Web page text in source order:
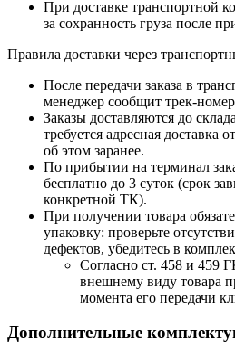
При доставке транспортной
за сохранность груза после
Правила доставки через
После передачи заказа в
менеджер сообщит трек-
Заказы доставляются до
требуется адресная
об этом заранее.
По прибытии на терминал
бесплатно до 3 суток (срок
конкретной ТК).
При получении товара
упаковку: проверьте
дефектов, убедитесь в
Согласно ст. 458 и 459
внешнему виду товара
момента его передачи
Дополнительные